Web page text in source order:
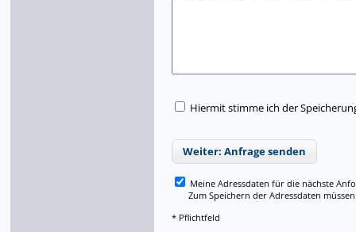
Hiermit stimme ich der
Weiter: Anfrage senden
Meine Adressdaten für die nächste
Zum Speichern der Adressdaten müssen
* Pflichtfeld